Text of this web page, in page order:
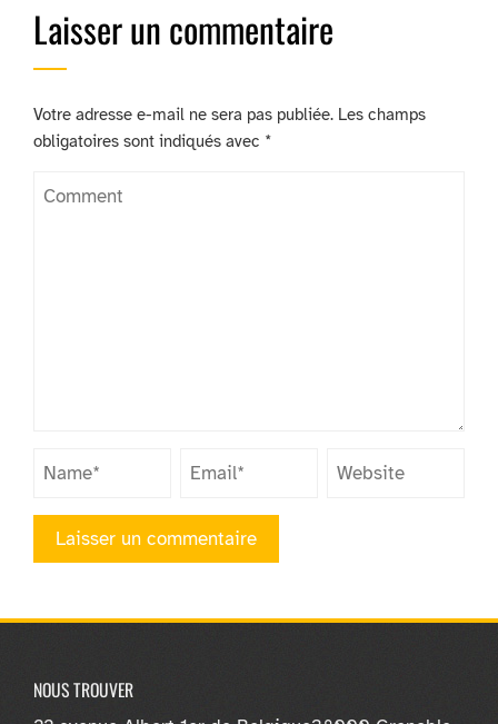
Laisser un commentaire
Votre adresse e-mail ne sera pas publiée. Les champs
obligatoires sont indiqués avec *
NOUS TROUVER